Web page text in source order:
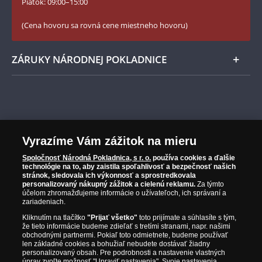
(Cena hovoru sa rovná cene miestneho hovoru)
ZÁRUKY NÁRODNEJ POKLADNICE
Prvotriedny servis
Garancia najvyššej kvality
Iba originálne produkty
mincí a pamätných medailí. Spoločnosť pôsobí na slovenskom trhu
od roku 2010.
Národná Pokladnica je oficiálnym distribútorom numizmatických
emisií z viac ako 50 krajín, vrátane známych mincovní a emitentov
ako je Britská kráľovská mincovňa, Kráľovská kanadská mincovňa,
Parížska mincovňa, Nórska mincovňa, Fínska mincovňa alebo
Austrálska mincovňa Perth. Spoločnosť svojim zákazníkom a
prvotriednej kvalite, čo je doložené aj priloženým Certifikátom
autentickosti.
Vyrazíme Vám zážitok na mieru
Spoločnosť Národná Pokladnica, s r. o. používa cookies a ďalšie
technológie na to, aby zaistila spoľahlivosť a bezpečnosť našich
stránok, sledovala ich výkonnosť a sprostredkovala
personalizovaný nákupný zážitok a cielenú reklamu. Za týmto
účelom zhromažďujeme informácie o užívateľoch, ich správaní a
zariadeniach.
Kliknutím na tlačítko"Prijať všetko" toto prijímate a súhlasíte s tým,
že tieto informácie budeme zdieľať s tretími stranami, napr. našimi
obchodnými partnermi. Pokiaľ toto odmietnete, budeme používať
len základné cookies a bohužiaľ nebudete dostávať žiadny
personalizovaný obsah. Pre podrobnosti a nastavenie vlastných